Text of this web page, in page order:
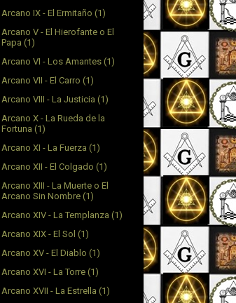
Arcano IX - El Ermitaño (1)
Arcano V - El Hierofante o El
Papa (1)
Arcano VI - Los Amantes (1)
Arcano VII - El Carro (1)
Arcano VIII - La Justicia (1)
Arcano X - La Rueda de la
Fortuna (1)
Arcano XI - La Fuerza (1)
Arcano XII - El Colgado (1)
Arcano XIII - La Muerte o El
Arcano Sin Nombre (1)
Arcano XIV - La Templanza (1)
Arcano XIX - El Sol (1)
Arcano XV - El Diablo (1)
Arcano XVI - La Torre (1)
Arcano XVII - La Estrella (1)